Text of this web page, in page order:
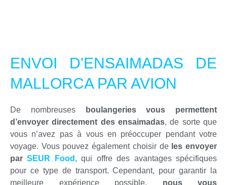
ENVOI D'ENSAIMADAS DE
MALLORCA PAR AVION
De nombreuses
boulangeries vous permettent
d’envoyer directement des ensaimadas, de sorte que
vous n’avez pas à vous en préoccuper pendant votre
voyage. Vous pouvez également choisir de les envoyer
parSEUR Food , qui offre des avantages spécifiques
pour ce type de transport. Cependant, pour garantir la
meilleure expérience possible, nous vous